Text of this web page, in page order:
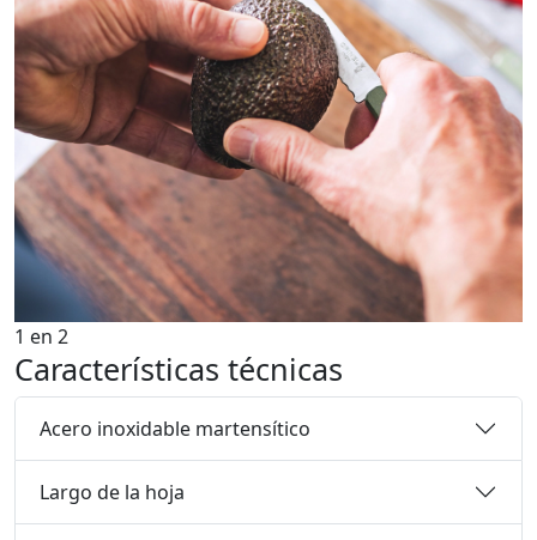
1 en 2
Características técnicas
Acero inoxidable martensítico
Largo de la hoja